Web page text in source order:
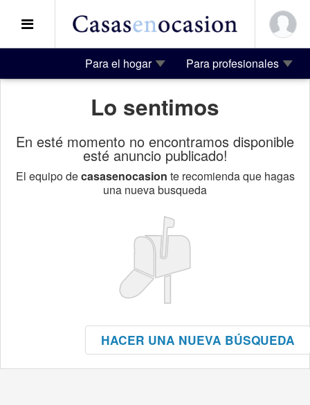
Para el hogar Para profesionales
Lo sentimos
En esté momento no encontramos disponible
esté anuncio publicado!
El equipo decasasenocasion te recomienda que hagas
una nueva busqueda
HACER UNA NUEVA BÚSQUEDA